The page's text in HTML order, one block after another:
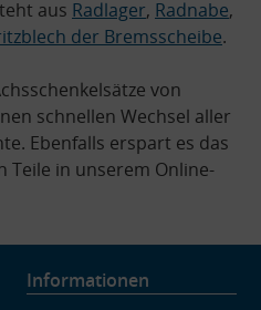
aus Radlager, Radnabe,
der Bremsscheibe.
von
schnellen Wechsel aller
Ebenfalls erspart es das
Teile in unserem Online-
Informationen